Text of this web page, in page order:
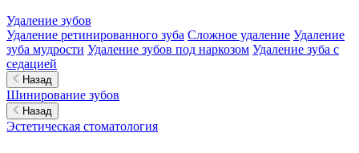
Удаление зубов
Удаление ретинированного зуба Сложное удаление Удаление
зуба мудрости Удаление зубов под наркозом Удаление зуба с
седацией
Назад
Шинирование зубов
Назад
Эстетическая стоматология